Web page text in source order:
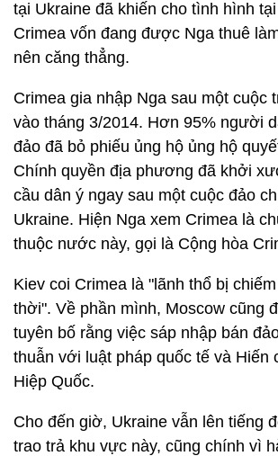
tại Ukraine đã khiến cho tình hình
Crimea vốn đang được Nga thuê
nên căng thẳng.
Crimea gia nhập Nga sau một cuộc
vào tháng 3/2014. Hơn 95% người
đảo đã bỏ phiếu ủng hộ ủng hộ
Chính quyền địa phương đã khởi
cầu dân ý ngay sau một cuộc đảo
Ukraine. Hiện Nga xem Crimea là
thuộc nước này, gọi là Cộng hòa
Kiev coi Crimea là "lãnh thổ bị
thời". Về phần mình, Moscow cũng
tuyên bố rằng việc sáp nhập bán
thuẫn với luật pháp quốc tế và Hiến
Hiệp Quốc.
Cho đến giờ, Ukraine vẫn lên tiếng
trao trả khu vực này, cũng chính vì